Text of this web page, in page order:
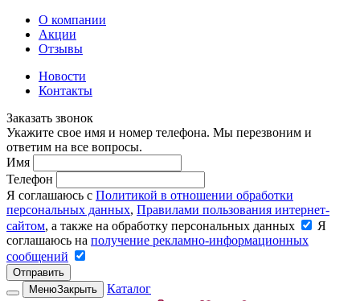
О компании
Акции
Отзывы
Новости
Контакты
Заказать звонок
Укажите свое имя и номер телефона. Мы перезвоним и
ответим на все вопросы.
Имя
Телефон
Я соглашаюсь с Политикой в отношении обработки
персональных данных, Правилами пользования интернет-
сайтом, а также на обработку персональных данных
Я
соглашаюсь на получение рекламно-информационных
сообщений
Отправить
МенюЗакрыть Каталог